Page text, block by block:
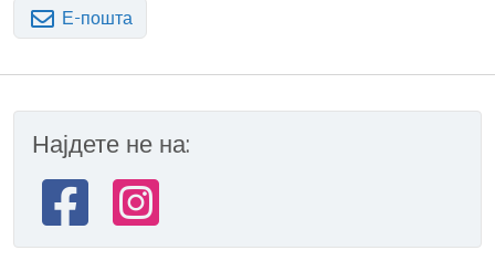
Е-пошта
Најдете не на: